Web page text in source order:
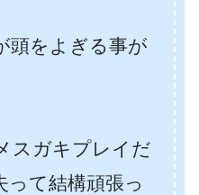
頭をよぎる事が
スガキプレイだ
って結構頑張っ